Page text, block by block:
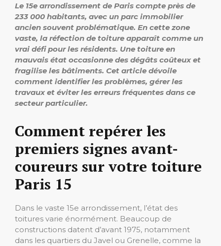
Le 15e arrondissement de Paris compte près de
233 000 habitants, avec un parc immobilier
ancien souvent problématique. En cette zone
vaste, la réfection de toiture apparaît comme un
vrai défi pour les résidents. Une toiture en
mauvais état occasionne des dégâts coûteux et
fragilise les bâtiments. Cet article dévoile
comment identifier les problèmes, gérer les
travaux et éviter les erreurs fréquentes dans ce
secteur particulier.
Comment repérer les
premiers signes avant-
coureurs sur votre toiture
Paris 15
Dans le vaste 15e arrondissement, l’état des
toitures varie énormément. Beaucoup de
constructions datent d’avant 1975, notamment
dans les quartiers du Javel ou Grenelle, comme la